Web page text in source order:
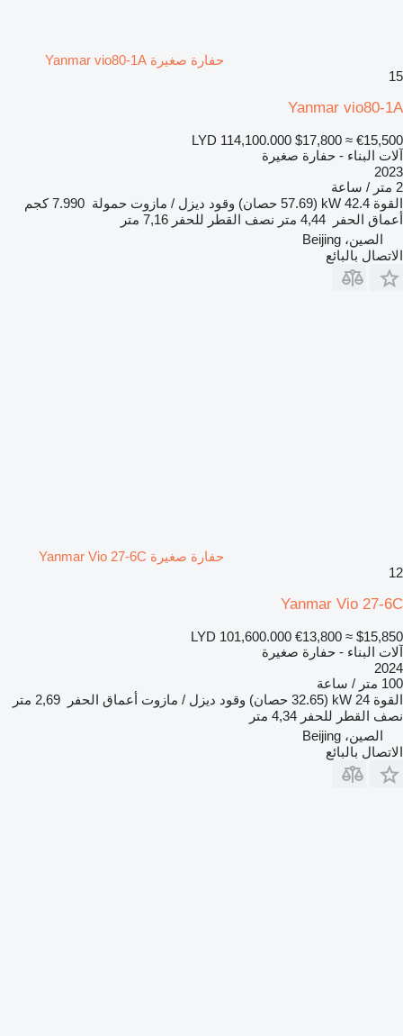
حفارة صغيرة Yanmar vio80-1A
15
Yanmar vio80-1A
LYD 114,100.000 $17,800 ≈ €15,500
آلات البناء - حفارة صغيرة
2023
2 متر / ساعة
القوة 42.4 kW (57.69 حصان) وقود ديزل / مازوت حمولة 7.990 كجم
أعماق الحفر
4,44 متر نصف القطر للحفر 7,16 متر
الصين، Beijing
الاتصال بالبائع
حفارة صغيرة Yanmar Vio 27-6C
12
Yanmar Vio 27-6C
LYD 101,600.000 €13,800 ≈ $15,850
آلات البناء - حفارة صغيرة
2024
100 متر / ساعة
القوة 24 kW (32.65 حصان) وقود ديزل / مازوت أعماق الحفر
2,69 متر
نصف القطر للحفر 4,34 متر
الصين، Beijing
الاتصال بالبائع